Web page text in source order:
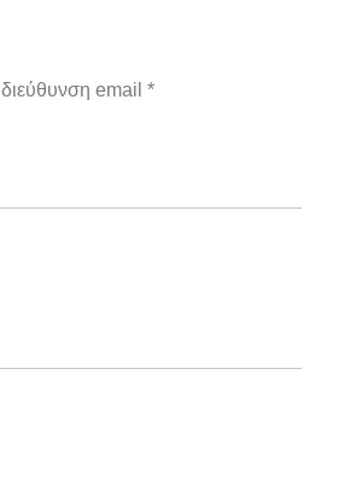
email*